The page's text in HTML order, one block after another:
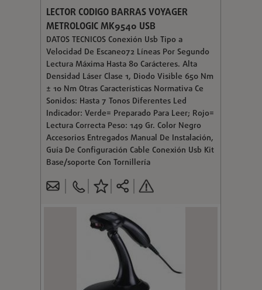
LECTOR CODIGO BARRAS VOYAGER
METROLOGIC MK9540 USB
DATOS TECNICOS Conexión Usb Tipo a
Velocidad De Escaneo72 Líneas Por Segundo
Lectura Máxima Hasta 80 Carácteres. Alta
Densidad Láser Clase 1, Diodo Visible 650 Nm
± 10 Nm Otras Características Normativa Ce
Sonidos: Hasta 7 Tonos Diferentes Led
Indicador: Verde= Preparado Para Leer; Rojo=
Lectura Correcta Peso: 149 Gr. Color Negro
Accesorios Entregados Manual De Instalación,
Guía De Configuración Cable Conexión Usb Kit
Base/soporte Con Tornillería